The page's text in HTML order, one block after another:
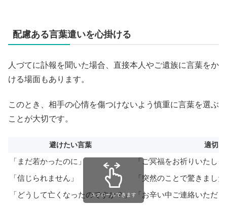
配慮ある言葉遣いを心掛ける
人づてに訃報を聞いた場合、直接本人やご遺族に言葉をか
ける場面もあります。
このとき、相手の心情を傷つけないよう慎重に言葉を選ぶ
ことが大切です。
避けたい言葉 適切な
「まだ若かったのに」
「ご冥福をお祈りいたし
「信じられません」
「突然のことで驚きまし
「どうして亡くなったのですか？」 「お辛い中ご連絡いただ
スクロールできます